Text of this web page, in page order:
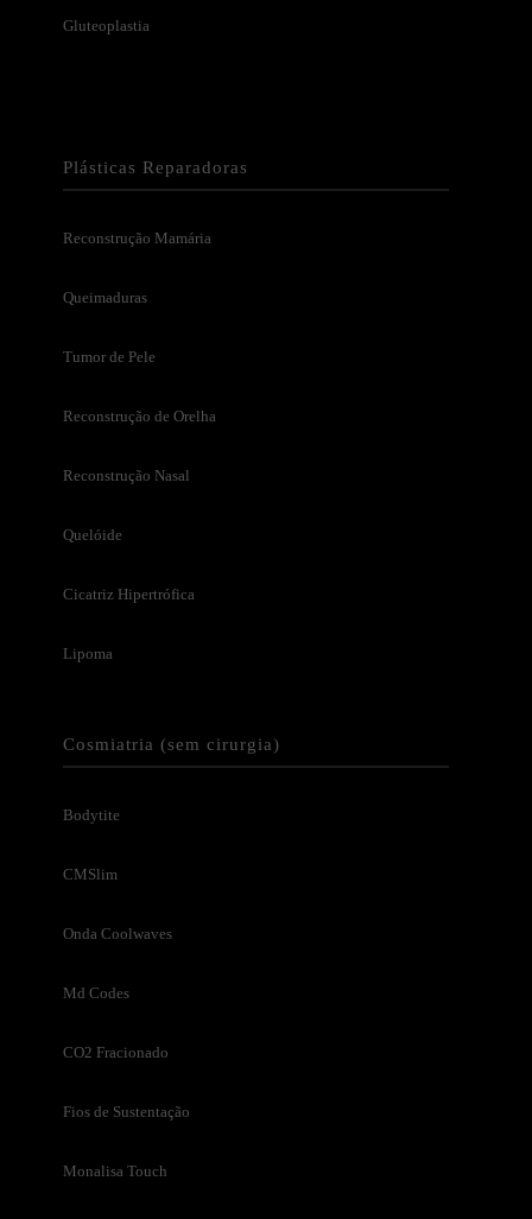
Gluteoplastia
Plásticas Reparadoras
Reconstrução Mamária
Queimaduras
Tumor de Pele
Reconstrução de Orelha
Reconstrução Nasal
Quelóide
Cicatriz Hipertrófica
Lipoma
Cosmiatria (sem cirurgia)
Bodytite
CMSlim
Onda Coolwaves
Md Codes
CO2 Fracionado
Fios de Sustentação
Monalisa Touch